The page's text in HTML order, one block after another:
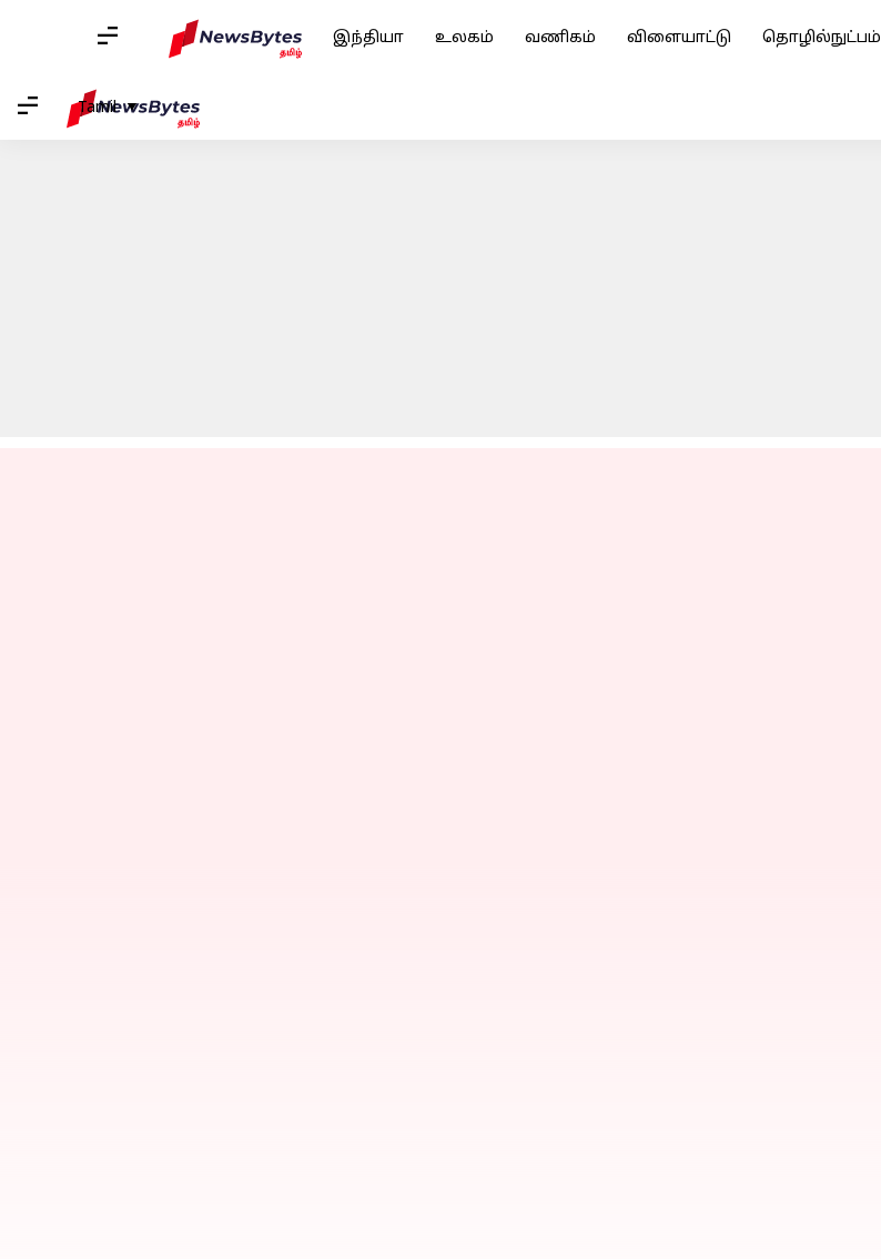
இந்தியா உலகம் வணிகம் விளையாட்டு தொழில்நுட்பம்
Tamil
/ செய்தி / பொழுதுபோக்கு செய்தி / லியோ படத்தில் இணைகிறார் விஜய் சேதுபதி; ஆனால்..!